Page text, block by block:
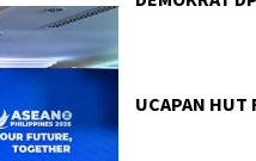
UCAPAN HUT